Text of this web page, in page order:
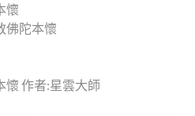
懷
佛陀本懷
懷 作者:星雲大師